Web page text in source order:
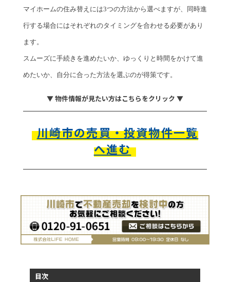
マイホームの住み替えには3つの方法から選べますが、同時進
行する場合にはそれぞれのタイミングを合わせる必要があり
ます。
スムーズに手続きを進めたいか、ゆっくりと時間をかけて進
めたいか、自分に合った方法を選ぶのが得策です。
▼ 物件情報が見たい方はこちらをクリック ▼
川崎市の売買・投資物件一覧
へ進む
目次